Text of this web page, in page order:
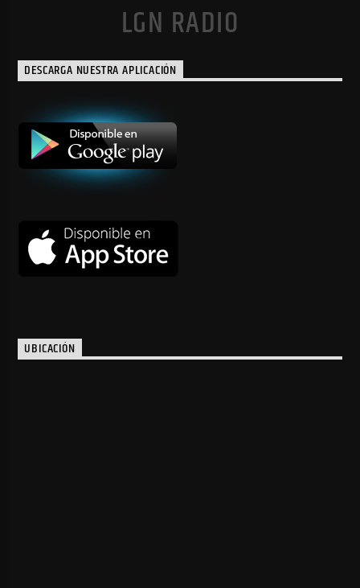
LGN RADIO
DESCARGA NUESTRA APLICACIÓN
UBICACIÓN